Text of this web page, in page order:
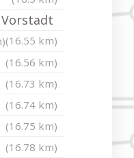
(16.55 km)
(16.56 km)
(16.73 km)
(16.74 km)
(16.75 km)
(16.78 km)